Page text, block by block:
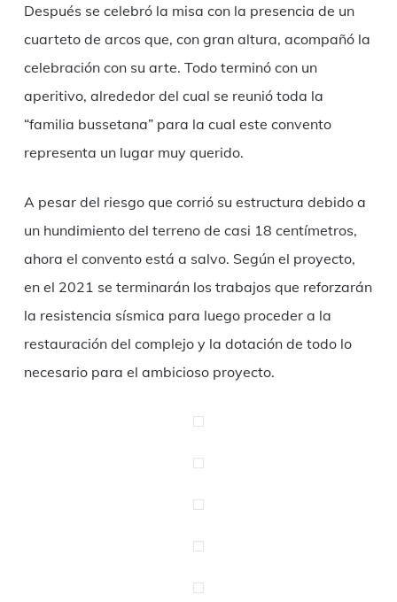
Después se celebró la misa con la presencia de un
cuarteto de arcos que, con gran altura, acompañó la
celebración con su arte. Todo terminó con un
aperitivo, alrededor del cual se reunió toda la
“familia bussetana” para la cual este convento
representa un lugar muy querido.
A pesar del riesgo que corrió su estructura debido a
un hundimiento del terreno de casi 18 centímetros,
ahora el convento está a salvo. Según el proyecto,
en el 2021 se terminarán los trabajos que reforzarán
la resistencia sísmica para luego proceder a la
restauración del complejo y la dotación de todo lo
necesario para el ambicioso proyecto.